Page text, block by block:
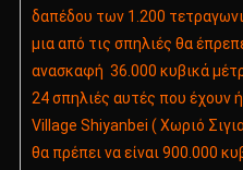
δαπέδου των 1.200
μια από τις σπηλιές θα
ανασκαφή 36.000 κυβικά
24 σπηλιές αυτές που έχουν
Village Shiyanbei ( Χωριό
θα πρέπει να είναι 900.000